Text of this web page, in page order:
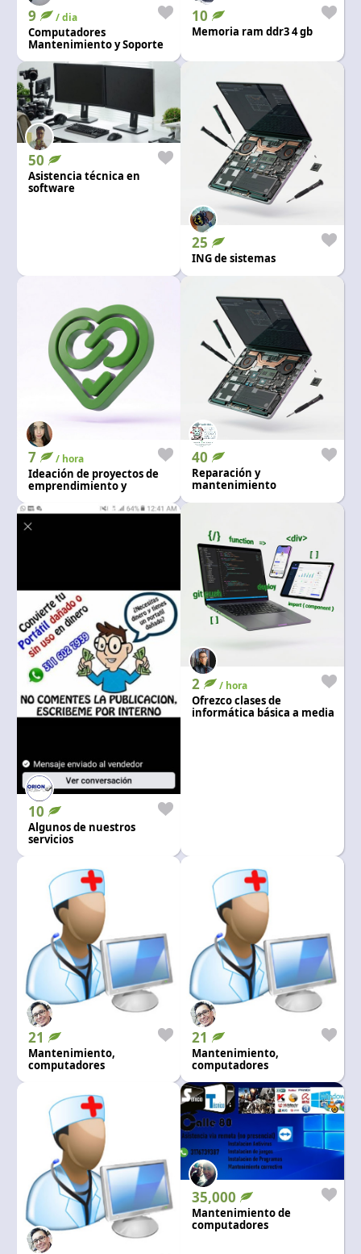
9 / dia
Computadores
Mantenimiento y Soporte
10
Memoria ram ddr3 4 gb
50
Asistencia técnica en
software
25
ING de sistemas
7 / hora
Ideación de proyectos de
emprendimiento y
40
Reparación y
mantenimiento
10
Algunos de nuestros
servicios
2 / hora
Ofrezco clases de
informática básica a media
21
Mantenimiento,
computadores
21
Mantenimiento,
computadores
35,000
Mantenimiento de
computadores